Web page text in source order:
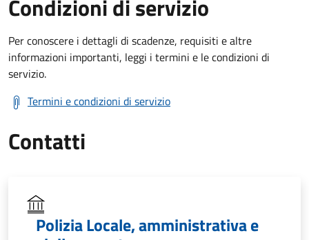
Condizioni di servizio
Per conoscere i dettagli di scadenze, requisiti e altre
informazioni importanti, leggi i termini e le condizioni di
servizio.
Termini e condizioni di servizio
Contatti
Polizia Locale, amministrativa e